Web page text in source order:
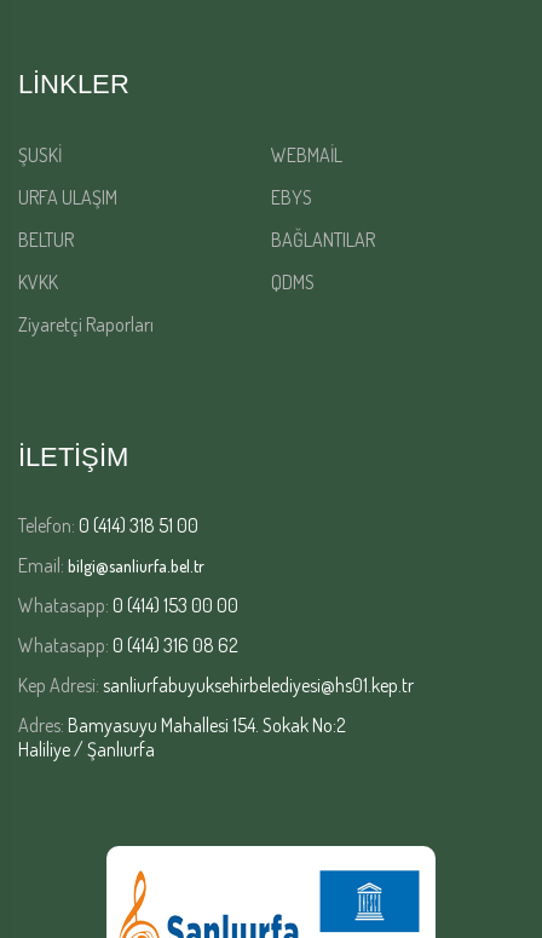
LINKLER
ŞUSKİ
WEBMAİL
URFA ULAŞIM
EBYS
BELTUR
BAĞLANTILAR
KVKK
QDMS
Ziyaretçi Raporları
İLETİŞİM
Telefon: 0 (414) 318 51 00
Email: bilgi@sanliurfa.bel.tr
Whatasapp: 0 (414) 153 00 00
Whatasapp: 0 (414) 316 08 62
Kep Adresi: sanliurfabuyuksehirbelediyesi@hs01.kep.tr
Adres: Bamyasuyu Mahallesi 154. Sokak No:2
Haliliye / Şanlıurfa